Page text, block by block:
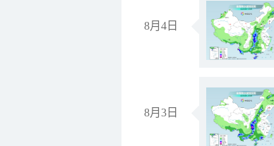
8月4日
8月3日